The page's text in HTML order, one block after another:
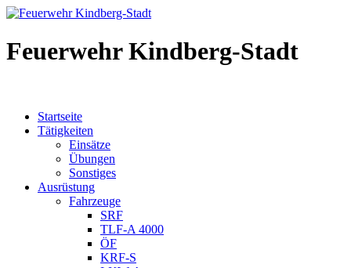
Feuerwehr Kindberg-Stadt
Startseite
Tätigkeiten
Einsätze
Übungen
Sonstiges
Ausrüstung
Fahrzeuge
SRF
TLF-A 4000
ÖF
KRF-S